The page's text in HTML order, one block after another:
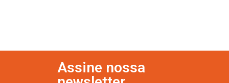
Assine nossa